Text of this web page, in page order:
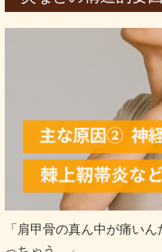
「肩甲骨の真ん中が痛い